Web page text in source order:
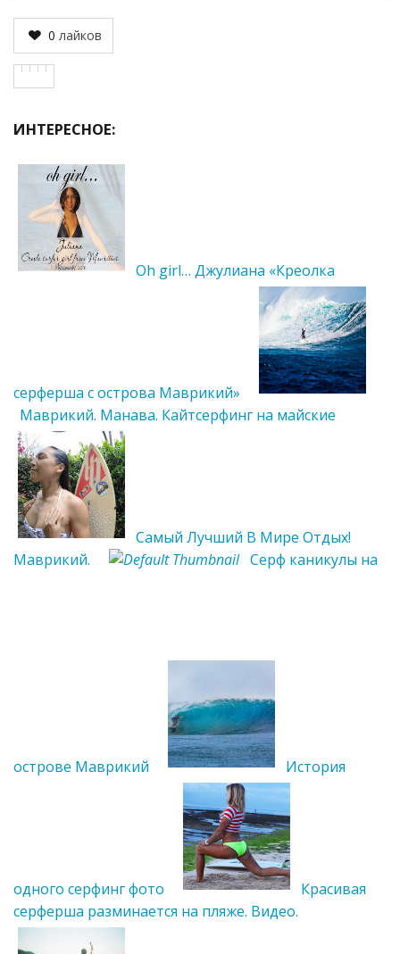
0 лайков
ИНТЕРЕСНОЕ:
Oh girl… Джулиана «Креолка
серферша с острова Маврикий»
Маврикий. Манава. Кайтсерфинг на майские
Самый Лучший В Мире Отдых!
Маврикий.
Серф каникулы на
острове Маврикий История
одного серфинг фото
Красивая
серферша разминается на пляже. Видео.